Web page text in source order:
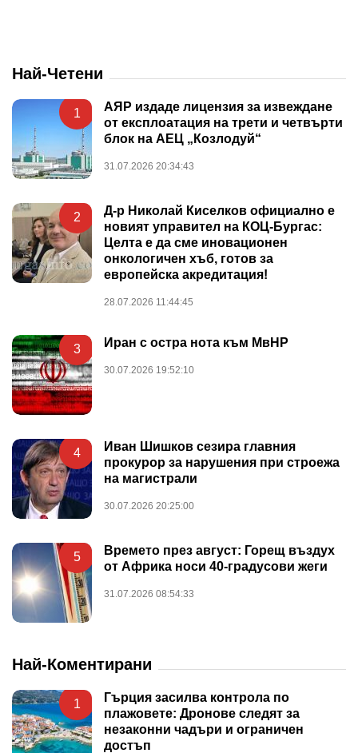
Най-Четени
1
АЯР издаде лицензия за извеждане
от експлоатация на трети и четвърти
блок на АЕЦ „Козлодуй“
31.07.2026 20:34:43
2
Д-р Николай Киселков официално е
новият управител на КОЦ-Бургас:
Целта е да сме иновационен
онкологичен хъб, готов за
европейска акредитация!
28.07.2026 11:44:45
3 Иран с остра нота към МвНР
30.07.2026 19:52:10
4
Иван Шишков сезира главния
прокурор за нарушения при строежа
на магистрали
30.07.2026 20:25:00
5
Времето през август: Горещ въздух
от Африка носи 40-градусови жеги
31.07.2026 08:54:33
Най-Коментирани
1
Гърция засилва контрола по
плажовете: Дронове следят за
незаконни чадъри и ограничен
достъп